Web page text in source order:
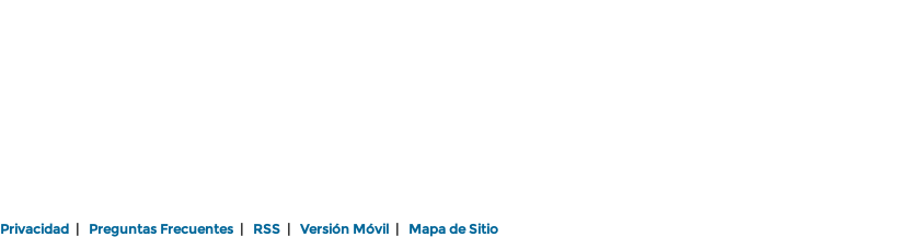
Privacidad Preguntas Frecuentes RSS Versión Móvil Mapa de Sitio